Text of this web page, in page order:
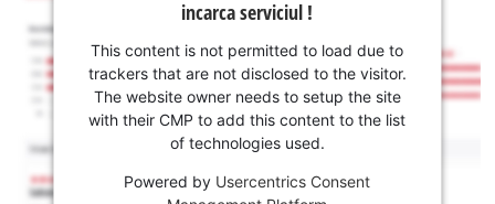
incarca serviciul !
This content is not permitted to load due to
trackers that are not disclosed to the visitor.
The website owner needs to setup the site
with their CMP to add this content to the list
of technologies used.
Powered by Usercentrics Consent